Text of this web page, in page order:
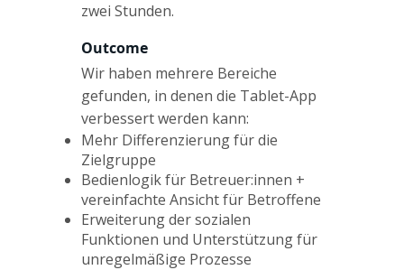
zwei Stunden.
Outcome
Wir haben mehrere Bereiche
gefunden, in denen die Tablet-App
verbessert werden kann:
Mehr Differenzierung für die
Zielgruppe
Bedienlogik für Betreuer:innen +
vereinfachte Ansicht für Betroffene
Erweiterung der sozialen
Funktionen und Unterstützung für
unregelmäßige Prozesse